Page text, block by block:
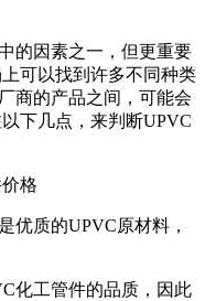
的因素之一，但更重要
可以找到许多不同种类
商的产品之间，可能会
下几点，来判断UPVC
优质的UPVC原材料，
化工管件的品质，因此